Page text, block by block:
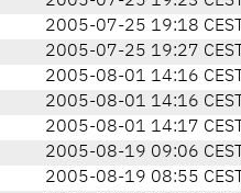
2005-07-25 19:18 CEST
2005-07-25 19:27 CEST
2005-08-01 14:16 CEST
2005-08-01 14:16 CEST
2005-08-01 14:17 CEST
2005-08-19 09:06 CEST
2005-08-19 08:55 CEST